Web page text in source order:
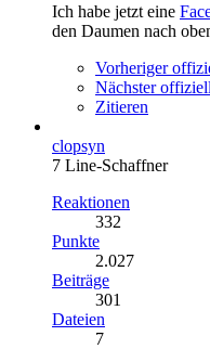
Ich habe jetzt eine
den Daumen nach
Vorheriger
Nächster
Zitieren
clopsyn
7 Line-Schaffner
Reaktionen
332
Punkte
2.027
Beiträge
301
Dateien
7